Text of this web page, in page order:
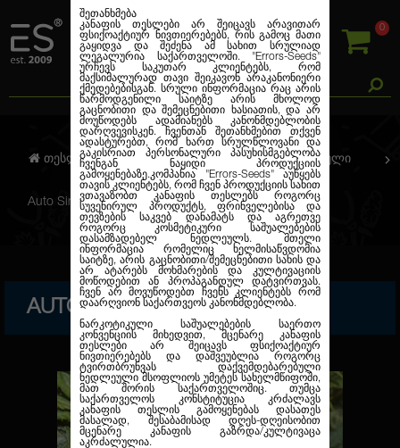
0
შეთანხმება
კანაფის თესლები არ შეიცავს არავითარ
ფსიქოაქტიურ ნივთიერებებს, რის გამოც მათი
გაყიდვა და შეძენა ამ სახით სრულიად
ლეგალურია საქართველოში. "Errors-Seeds"
ურჩევს საკუთარ კლიენტებს, რომ
მაქსიმალურად თავი შეიკავონ არაკანონიერი
ქმედებებისგან. სრული ინფორმაცია რაც არის
წარმოდგენილი საიტზე არის მხოლოდ
გაცნობითი და შემეცნებითი ხასიათის, და არ
მოუწოდებს ადამიანებს კანონმდებლობის
დარღვევისკენ. ჩვენთან შეთანხმებით თქვენ
ადასტურებთ, რომ ხართ სრულწლოვანი და
გაკისრიათ პერსონალური პასუხისმგებლობა
ჩვენგან ნაყიდი პროდუქციის
გამოყენებაზე.კომპანია
"Errors-Seeds" აუწყებს
თავის კლიენტებს, რომ ჩვენ პროდუქციის სახით
ვთავაზობთ კანაფის თესლებს როგორც
სუვენირულ პროდუქტს, ფრინველებისა და
თევზების საკვებ დანამატს და აგრეთვე
როგორც კოსმეტიკური საშუალებების
დასამზადებელ ნედლეულს. მთელი
ინფორმაცია რომელიც ხელმისაწვდომია
საიტზე, არის გაცნობითი/შემეცნებითი სახის და
არ ატარებს მოხმარების და კულტივაციის
მოწოდებით ან პროპაგანდულ დატვირთვას.
ჩვენ არ მოვუწოდებთ ჩვენს კლიენტებს რომ
დაარღვიონ საქართვეოს კანონმდებლობა.
ნარკოტიკული საშუალებების საერთო
კონვენციის მიხედვით, მცენარე კანაფის
თესლები არ შეიცავს ფსიქოაქტიურ
ნივთიერებებს და დაშვეუბლია როგორც
ტვირთბრუნვას დაქვემდებარებული
ნედლეული მსოფლიოს უმეტეს სახელმწიფოში,
მათ შორის საქართველოშიც. თუმცა
საქართველოს კონსტიტუცია კრძალავს
კანაფის თესლის გამოყენებას დასათეს
მასალად, შესაბამისად დღეს-დღეისობით
მცენარე კანაფის გაზრდა/კულტივაცა
აკრძალულია.
თესლების კანაფი ავტო. ფემინიზირებული
Auto Sinevir Feminised
AUTO SINEVIR FEMINISED